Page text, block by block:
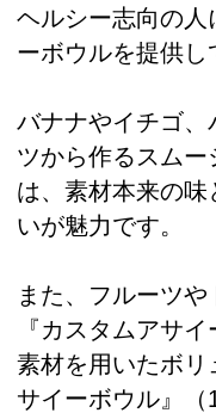
ヘルシー志向の人
ーボウルを提供し
バナナやイチゴ
ツから作るスムー
は、素材本来の
いが魅力です。
また、フルーツ
『カスタムアサ
素材を用いたボ
サイーボウル』（